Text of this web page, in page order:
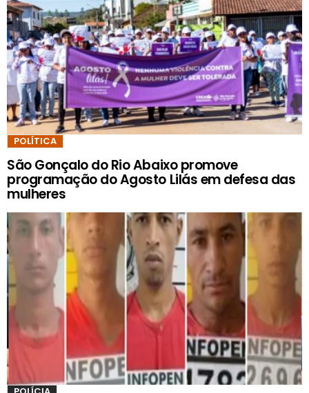
POLÍTICA
São Gonçalo do Rio Abaixo promove
programação do Agosto Lilás em defesa das
mulheres